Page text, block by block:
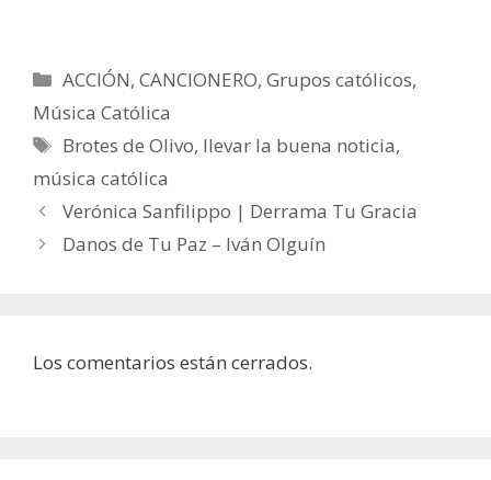
Categorías
ACCIÓN,CANCIONERO,Grupos católicos,
Música Católica
Etiquetas
Brotes de Olivo, llevar la buena noticia,
música católica
Verónica Sanfilippo | Derrama Tu Gracia
Danos de Tu Paz – Iván Olguín
Los comentarios están cerrados.